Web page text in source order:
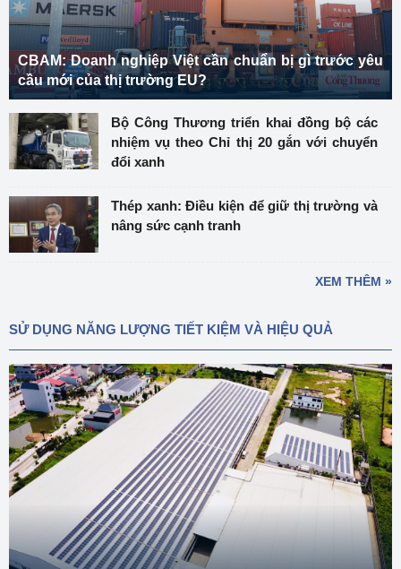
CBAM: Doanh nghiệp Việt cần chuẩn bị gì trước yêu
cầu mới của thị trường EU?
Bộ Công Thương triển khai đồng bộ các
nhiệm vụ theo Chỉ thị 20 gắn với chuyển
đổi xanh
Thép xanh: Điều kiện để giữ thị trường và
nâng sức cạnh tranh
XEM THÊM »
SỬ DỤNG NĂNG LƯỢNG TIẾT KIỆM VÀ HIỆU QUẢ